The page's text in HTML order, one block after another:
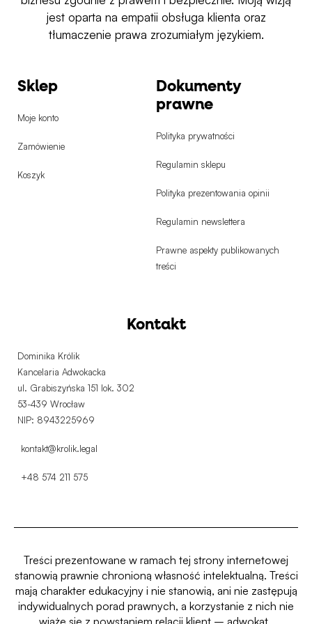
m
jest oparta na empatii obsługa klienta oraz
tłumaczenie prawa zrozumiałym językiem.
Sklep
Moje konto
Zamówienie
Koszyk
Dokumenty
prawne
Polityka prywatności
Regulamin sklepu
Polityka prezentowania opinii
Regulamin newslettera
Prawne aspekty publikowanych
treści
Kontakt
Dominika Królik
Kancelaria Adwokacka
ul. Grabiszyńska 151 lok. 302
53-439 Wrocław
NIP: 8943225969
kontakt@krolik.legal
+48 574 211 575
Treści prezentowane w ramach tej strony internetowej
stanowią prawnie chronioną własność intelektualną. Treści
mają charakter edukacyjny i nie stanowią, ani nie zastępują
indywidualnych porad prawnych, a korzystanie z nich nie